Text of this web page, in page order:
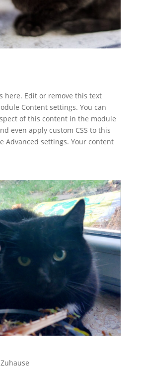
here. Edit or remove this text
Content settings. You can
of this content in the module
even apply custom CSS to this
Advanced settings. Your content